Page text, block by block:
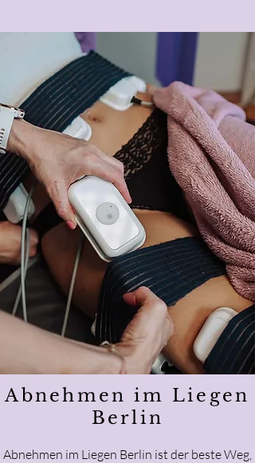
Abnehmen im Liegen
Berlin
Abnehmen im Liegen Berlin ist der beste Weg,